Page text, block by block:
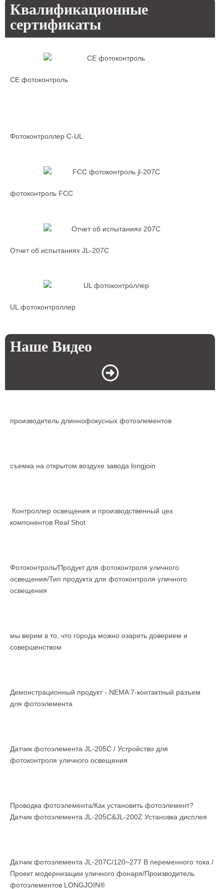
Квалификационные
сертификаты
CE фотоконтроль
Фотоконтроллер C-UL
фотоконтроль FCC
Отчет об испытаниях JL-207C
UL фотоконтроллер
Наше Видео
производитель длиннофокусных фотоэлементов
съемка на открытом воздухе завода longjoin
Контроллер освещения и производственный цех
компонентов Real Shot
Фотоконтроль/Продукт для фотоконтроля уличного
освещения/Тип продукта для фотоконтроля уличного
освещения
мы верим в то, что города можно озарить доверием и
совершенством
Демонстрационный продукт - NEMA 7-контактный разъем
для фотоэлемента
Датчик фотоэлемента JL-205C / Устройство для
фотоконтроля уличного освещения
Проводка фотоэлемента/Как установить фотоэлемент?
Датчик фотоэлемента JL-205C&JL-200Z Установка дисплея
Датчик фотоэлемента JL-207C/120~277 В переменного тока /
Проект модернизации уличного фонаря/Производитель
фотоэлементов LONGJOIN®